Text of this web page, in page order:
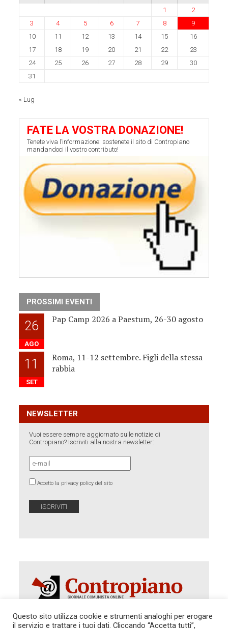
1
2
3
4 5 6 7 8
9
10
11 12 13 14 15
16
17
18 19 20 21 22
23
24
25 26 27 28 29
30
31
« Lug
FATE LA VOSTRA DONAZIONE!
Tenete viva l’informazione: sostenete il sito di Contropiano
mandandoci il vostro contributo!
PROSSIMI EVENTI
26
AGO
Pap Camp 2026 a Paestum, 26-30 agosto
11
SET
Roma, 11-12 settembre. Figli della stessa
rabbia
NEWSLETTER
Vuoi essere sempre aggiornato sulle notizie di
Contropiano? Iscriviti alla nostra newsletter:
Accetto la privacy policy del sito
Questo sito utilizza cookie e strumenti analoghi per erogare
il servizio e trattare i tuoi dati. Cliccando “Accetta tutti”,